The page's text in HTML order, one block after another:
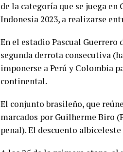
de la categoría que se juega
Indonesia 2023, a realizarse
En el estadio Pascual
segunda derrota consecutiva
imponerse a Perú y Colombia
continental.
El conjunto brasileño, que
marcados por Guilherme Biro
penal). El descuento